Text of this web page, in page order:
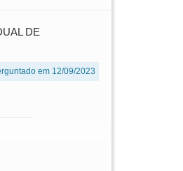
DE
em 12/09/2023